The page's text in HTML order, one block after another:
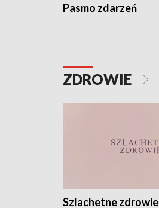
Pasmo zdarzeń
ZDROWIE
Szlachetne zdrowie